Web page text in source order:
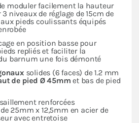
moduler facilement la hauteur
niveaux de réglage de 15cm de
pieds coulissants équipés
en position basse pour
repliés et faciliter la
barnum une fois démonté
solides (6 faces) de 1.2 mm
de pied Ø 45mm et bas de pied
renforcées
25mm x 12,5mm en acier de
avec entretoise